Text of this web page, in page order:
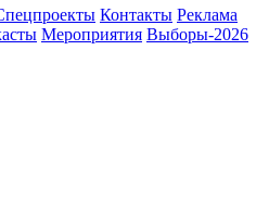
Контакты Реклама
Мероприятия Выборы-2026